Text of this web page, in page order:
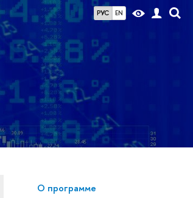
РУС EN
О программе